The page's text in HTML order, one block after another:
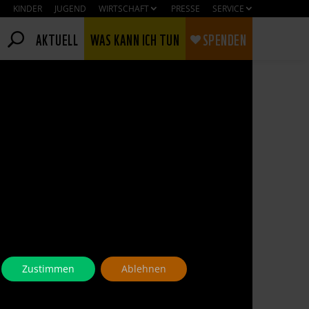
KINDER JUGEND WIRTSCHAFT PRESSE SERVICE
AKTUELL WAS KANN ICH TUN SPENDEN
Zustimmen Ablehnen